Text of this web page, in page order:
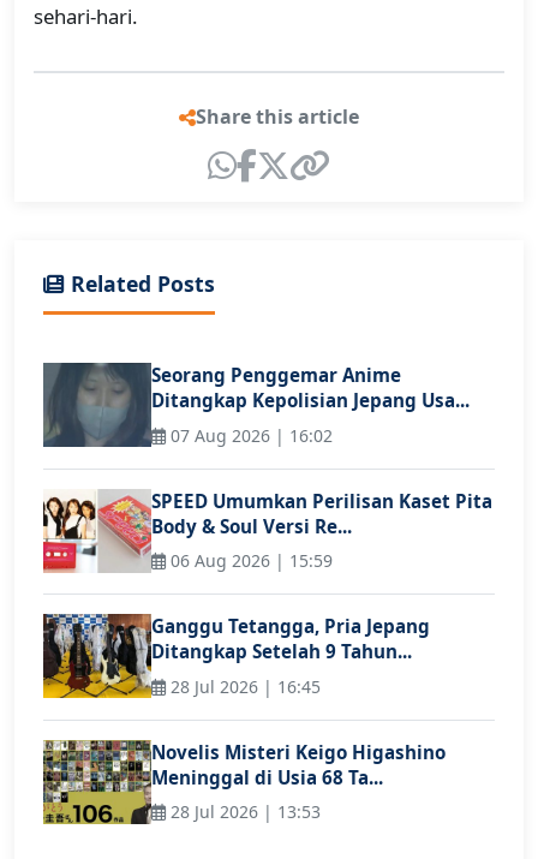
sehari-hari.
Share this article
Related Posts
Seorang Penggemar Anime
Ditangkap Kepolisian Jepang Usa...
07 Aug 2026 | 16:02
SPEED Umumkan Perilisan Kaset Pita
Body & Soul Versi Re...
06 Aug 2026 | 15:59
Ganggu Tetangga, Pria Jepang
Ditangkap Setelah 9 Tahun...
28 Jul 2026 | 16:45
Novelis Misteri Keigo Higashino
Meninggal di Usia 68 Ta...
28 Jul 2026 | 13:53